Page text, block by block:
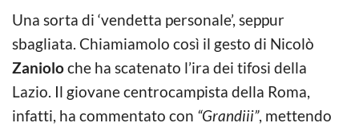
Una sorta di ‘vendetta personale’, seppur
sbagliata. Chiamiamolo così il gesto di Nicolò
Zanioloche ha scatenato l’ira dei tifosi della
Lazio. Il giovane centrocampista della Roma,
infatti, ha commentato con “Grandiii”, mettendo